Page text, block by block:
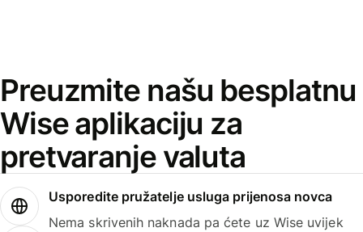
Preuzmite našu besplatnu
Wise aplikaciju za
pretvaranje valuta
Usporedite pružatelje usluga prijenosa novca
Nema skrivenih naknada pa ćete uz Wise uvijek